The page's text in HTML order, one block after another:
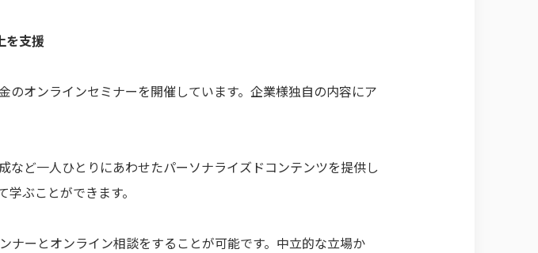
を支援
オンラインセミナーを開催しています。企業様独自の内容にア
ど一人ひとりにあわせたパーソナライズドコンテンツを提供し
ぶことができます。
ーとオンライン相談をすることが可能です。中立的な立場か